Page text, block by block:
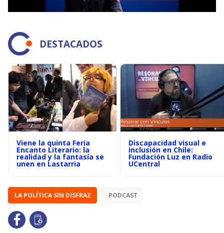
DESTACADOS
Viene la quinta Feria
Encanto Literario: la
realidad y la fantasía se
unen en Lastarria
Discapacidad visual e
inclusión en Chile:
Fundación Luz en Radio
UCentral
LA POLÍTICA SIN DISFRAZ PODCAST